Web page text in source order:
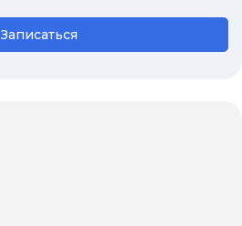
Записаться